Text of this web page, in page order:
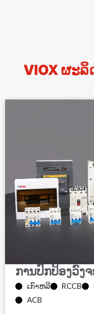
VIOX ຜະ
ການປົກປ້ອງວົງ
ເກົາຫລີ RCCB
ACB